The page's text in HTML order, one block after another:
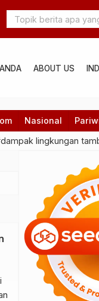
Abda’u Dorong
ABOUT US
Nasional
lingkungan